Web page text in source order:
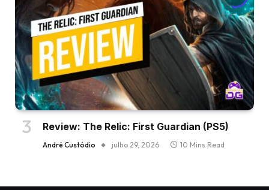
Review: The Relic: First Guardian (PS5)
André Custódio julho 29, 2026 10 Mins Read